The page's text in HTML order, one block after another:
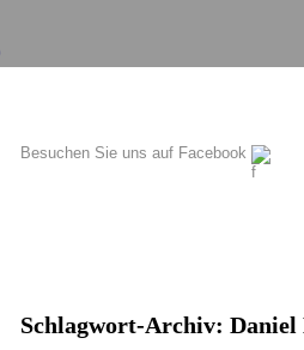
Besuchen Sie uns auf Facebook
Schlagwort-Archiv: Daniel